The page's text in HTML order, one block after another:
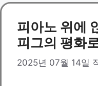
피아노 위에
피그의 평화
2025년 07월 14일